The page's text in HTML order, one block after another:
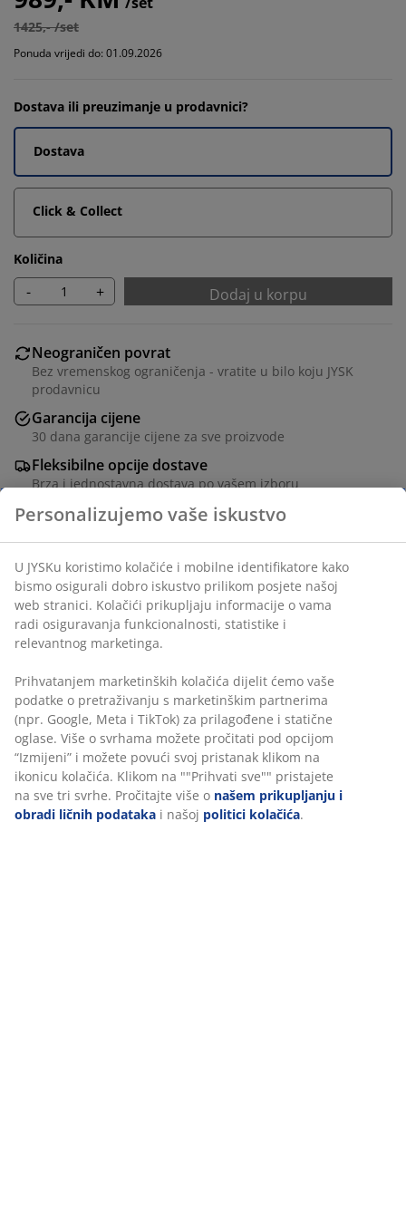
1425,- /set
Ponuda vrijedi do: 01.09.2026
Dostava ili preuzimanje u prodavnici?
Dostava
Click & Collect
Količina
- + Dodaj u korpu
Neograničen povrat
Bez vremenskog ograničenja - vratite u bilo koju JYSK
prodavnicu
Garancija cijene
30 dana garancije cijene za sve proizvode
Fleksibilne opcije dostave
Brza i jednostavna dostava po vašem izboru
Baštenska garnitura za 4 osobe. Stol: aluminij, čelik i
umjetno drvo. Š90xD190xV74 cm. Stollice: čelik i petan.
šifra artikla: S372683
Set se sastoji od sljedećih artikala
Podaci o proizvodu
Personalizujemo vaše iskustvo
U JYSKu koristimo kolačiće i mobilne identifikatore kako
bismo osigurali dobro iskustvo prilikom posjete našoj
web stranici. Kolačići prikupljaju informacije o vama
radi osiguravanja funkcionalnosti, statistike i
relevantnog marketinga.
Prihvatanjem marketinških kolačića dijelit ćemo vaše
podatke o pretraživanju s marketinškim partnerima
(npr. Google, Meta i TikTok) za prilagođene i statične
oglase. Više o svrhama možete pročitati pod opcijom
“Izmijeni” i možete povući svoj pristanak klikom na
ikonicu kolačića. Klikom na ""Prihvati sve"" pristajete
na sve tri svrhe. Pročitajte više o našem prikupljanju i
obradi ličnih podataka i našoj politici kolačića.